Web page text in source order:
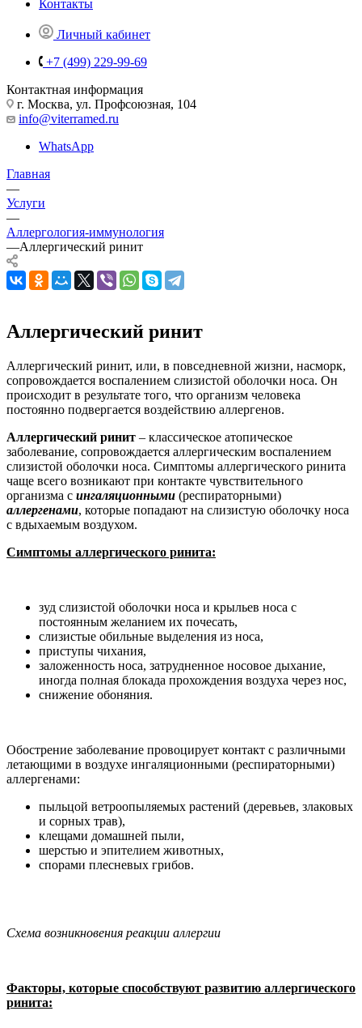
Контакты
Личный кабинет
+7 (499) 229-99-69
Контактная информация
г. Москва, ул. Профсоюзная, 104
info@viterramed.ru
WhatsApp
Главная
—
Услуги
—
Аллергология-иммунология
—Аллергический ринит
Аллергический ринит
Аллергический ринит, или, в повседневной жизни, насморк,
сопровождается воспалением слизистой оболочки носа. Он
происходит в результате того, что организм человека
постоянно подвергается воздействию аллергенов.
Аллергический ринит – классическое атопическое
заболевание, сопровождается аллергическим воспалением
слизистой оболочки носа. Симптомы аллергического ринита
чаще всего возникают при контакте чувствительного
организма с ингаляционными (респираторными)
аллергенами, которые попадают на слизистую оболочку носа
с вдыхаемым воздухом.
Симптомы аллергического ринита:
зуд слизистой оболочки носа и крыльев носа с
постоянным желанием их почесать,
слизистые обильные выделения из носа,
приступы чихания,
заложенность носа, затрудненное носовое дыхание,
иногда полная блокада прохождения воздуха через нос,
снижение обоняния.
Обострение заболевание провоцирует контакт с различными
летающими в воздухе ингаляционными (респираторными)
аллергенами:
пыльцой ветроопыляемых растений (деревьев, злаковых
и сорных трав),
клещами домашней пыли,
шерстью и эпителием животных,
спорами плесневых грибов.
Схема возникновения реакции аллергии
Факторы, которые способствуют развитию аллергического
ринита: